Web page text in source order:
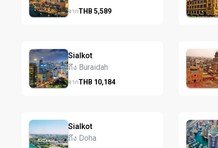
จากTHB 5,589
Sialkot
ถึง Buraidah
จากTHB 10,184
Sialkot
ถึง Doha